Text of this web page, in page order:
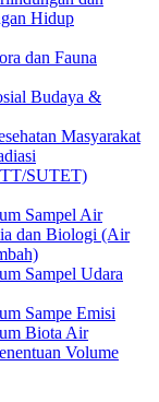
Hidup
dan Fauna
Budaya &
Masyarakat
SUTET)
Sampel Air
dan Biologi (Air
Sampel Udara
Sampe Emisi
Biota Air
Volume